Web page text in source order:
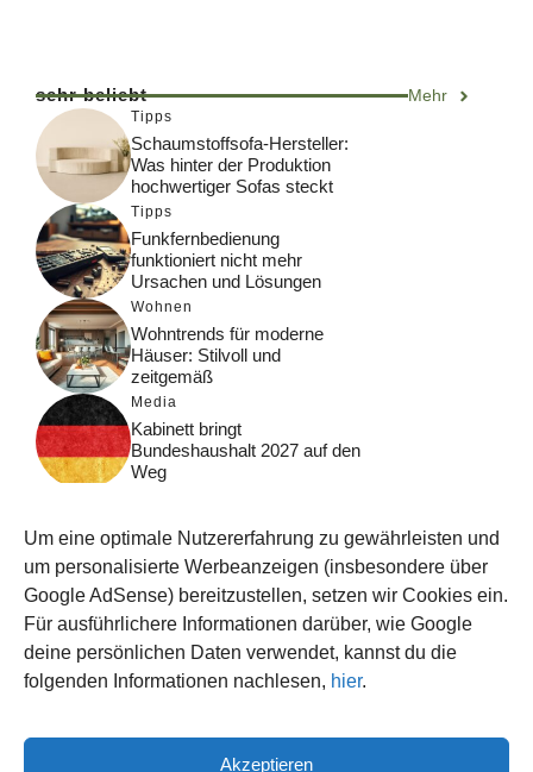
Um eine optimale Nutzererfahrung zu gewährleisten und
um personalisierte Werbeanzeigen (insbesondere über
Google AdSense) bereitzustellen, setzen wir Cookies ein.
Für ausführlichere Informationen darüber, wie Google
deine persönlichen Daten verwendet, kannst du die
folgenden Informationen nachlesen, hier.
Akzeptieren
sehr beliebt Mehr
Tipps
Schaumstoffsofa-Hersteller:
Was hinter der Produktion
hochwertiger Sofas steckt
Tipps
Funkfernbedienung
funktioniert nicht mehr
Ursachen und Lösungen
Wohnen
Wohntrends für moderne
Häuser: Stilvoll und
zeitgemäß
Media
Kabinett bringt
Bundeshaushalt 2027 auf den
Weg
Funktionsweise, Prozesse
und Rankinglogik
Computer
Wieso habe ich im moment
kein Internet?